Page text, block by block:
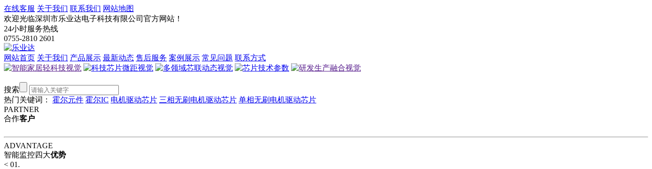
在线客服 关于我们 联系我们 网站地图
欢迎光临深圳市乐业达电子科技有限公司官方网站！
24小时服务热线
0755-2810 2601
网站首页 关于我们 产品展示 最新动态 售后服务 案例展示 常见问题 联系方式
搜索
热门关键词：
霍尔元件 霍尔IC 电机驱动芯片 三相无刷电机驱动芯片 单相无刷电机驱动芯片
PARTNER
合作客户
ADVANTAGE
智能监控四大优势
< 01.